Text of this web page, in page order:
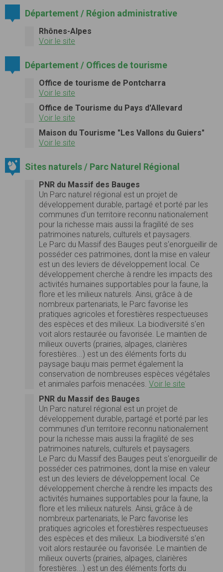
Département / Région administrative
Rhônes-Alpes
Voir le site
Département / Offices de tourisme
Office de tourisme de Pontcharra
Voir le site
Office de Tourisme du Pays d'Allevard
Voir le site
Maison du Tourisme "Les Vallons du Guiers"
Voir le site
Sites naturels / Parc Naturel Régional
PNR du Massif des Bauges
Un Parc naturel régional est un projet de
développement durable, partagé et porté par les
communes d'un territoire reconnu nationalement
pour la richesse mais aussi la fragilité de ses
patrimoines naturels, culturels et paysagers.
Le Parc du Massif des Bauges peut s'enorgueillir de
posséder ces patrimoines, dont la mise en valeur
est un des leviers de développement local. Ce
développement cherche à rendre les impacts des
activités humaines supportables pour la faune, la
flore et les milieux naturels. Ainsi, grâce à de
nombreux partenariats, le Parc favorise les
pratiques agricoles et forestières respectueuses
des espèces et des milieux. La biodiversité s'en
voit alors restaurée ou favorisée. Le maintien de
milieux ouverts (prairies, alpages, clairières
forestières...) est un des éléments forts du
paysage bauju mais permet également la
conservation de nombreuses espèces végétales
et animales parfois menacées. Voir le site
PNR du Massif des Bauges
Un Parc naturel régional est un projet de
développement durable, partagé et porté par les
communes d'un territoire reconnu nationalement
pour la richesse mais aussi la fragilité de ses
patrimoines naturels, culturels et paysagers.
Le Parc du Massif des Bauges peut s'enorgueillir de
posséder ces patrimoines, dont la mise en valeur
est un des leviers de développement local. Ce
développement cherche à rendre les impacts des
activités humaines supportables pour la faune, la
flore et les milieux naturels. Ainsi, grâce à de
nombreux partenariats, le Parc favorise les
pratiques agricoles et forestières respectueuses
des espèces et des milieux. La biodiversité s'en
voit alors restaurée ou favorisée. Le maintien de
milieux ouverts (prairies, alpages, clairières
forestières...) est un des éléments forts du